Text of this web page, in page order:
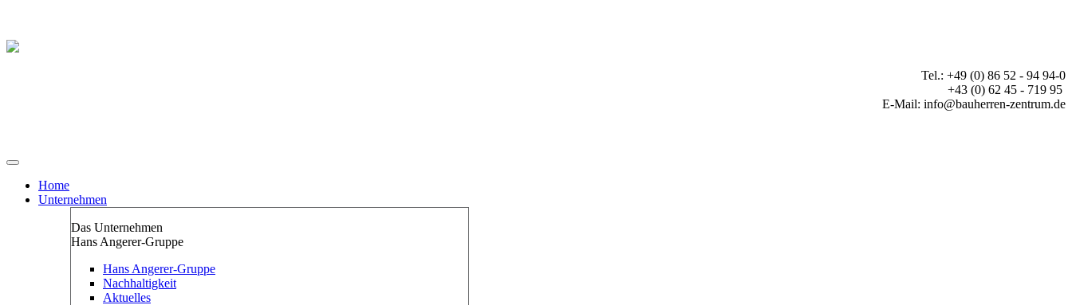
Tel.: +49 (0) 86 52 - 94 94-0
+43 (0) 62 45 - 719 95
E-Mail: info@bauherren-zentrum.de
Home
Unternehmen
Das Unternehmen
Hans Angerer-Gruppe
Hans Angerer-Gruppe
Nachhaltigkeit
Aktuelles